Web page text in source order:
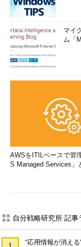
マイ
ム「
AWSをITILベースで管
S Managed Services」
自分戦略研究所 記事
“応用情報が消え